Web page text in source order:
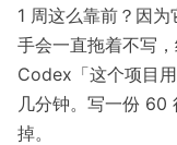
1 周这么靠前？因为
手会一直拖着不写
Codex「这个项目
几分钟。写一份 60
掉。